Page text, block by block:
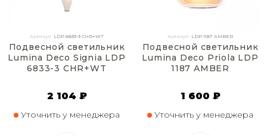
Артикул: LDP 6833-3 CHR+WT
Подвесной светильник
Lumina Deco Signia LDP
6833-3 CHR+WT
2 104 ₽
Уточнить у менеджера
Артикул: LDP 1187 AMBER
Подвесной светильник
Lumina Deco Priola LDP
1187 AMBER
1 600 ₽
Уточнить у менеджера